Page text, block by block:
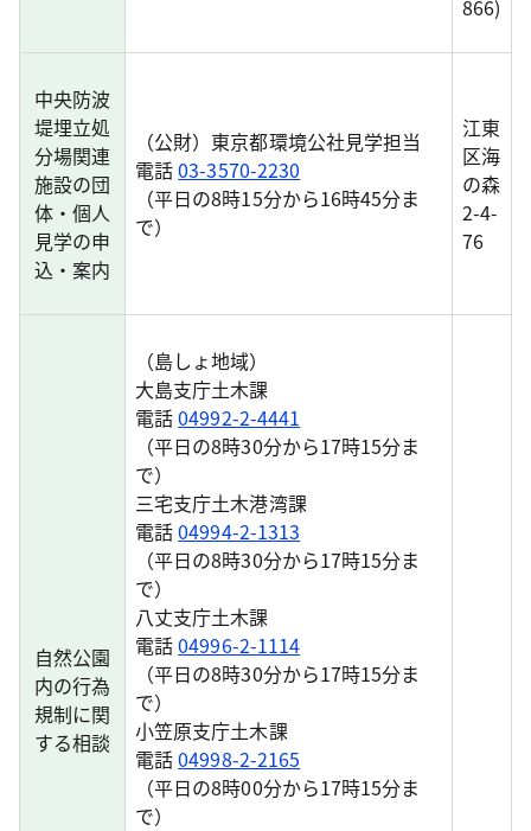
866)
中央防波
堤埋立処
分場関連
施設の団
体・個人
見学の申
込・案内
（公財）東京都環境公社見学担当
電話03-3570-2230
（平日の8時15分から16時45分ま
で）
江東
区海
の森
2-4-
76
自然公園
内の行為
規制に関
する相談
（島しょ地域）
大島支庁土木課
電話04992-2-4441
（平日の8時30分から17時15分ま
で）
三宅支庁土木港湾課
電話04994-2-1313
（平日の8時30分から17時15分ま
で）
八丈支庁土木課
電話04996-2-1114
（平日の8時30分から17時15分ま
で）
小笠原支庁土木課
電話04998-2-2165
（平日の8時00分から17時15分ま
で）